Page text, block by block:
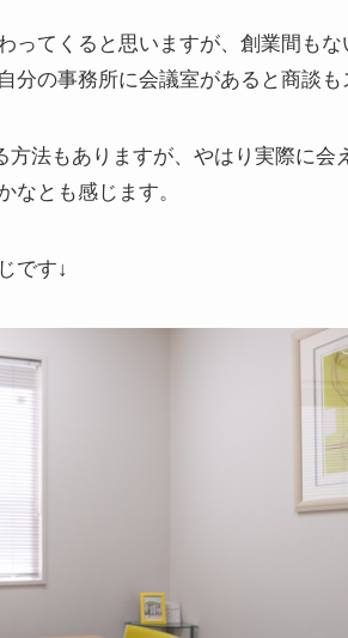
ってくると思いますが、創業間も
の事務所に会議室があると商談も
法もありますが、やはり実際に会
なとも感じます。
です↓